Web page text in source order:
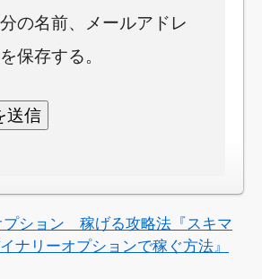
の名前、メールアドレ
保存する。
プション 稼げる攻略法『スキマ
ナリーオプションで稼ぐ方法』